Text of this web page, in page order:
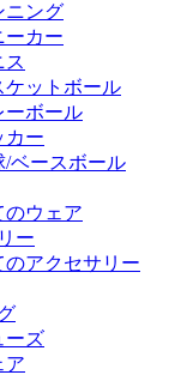
ニング
ーカー
ス
ケットボール
ーボール
カー
/ベースボール
のウェア
ー
のアクセサリー
ーズ
ア